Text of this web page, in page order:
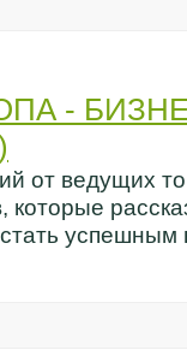
-
от ведущих
которые
успешным